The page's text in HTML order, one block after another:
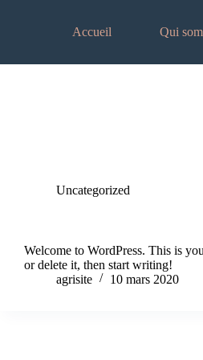
Accueil Qui
Uncategorized
Welcome to WordPress. This is
or delete it, then start writing!
agrisite
10 mars 2020